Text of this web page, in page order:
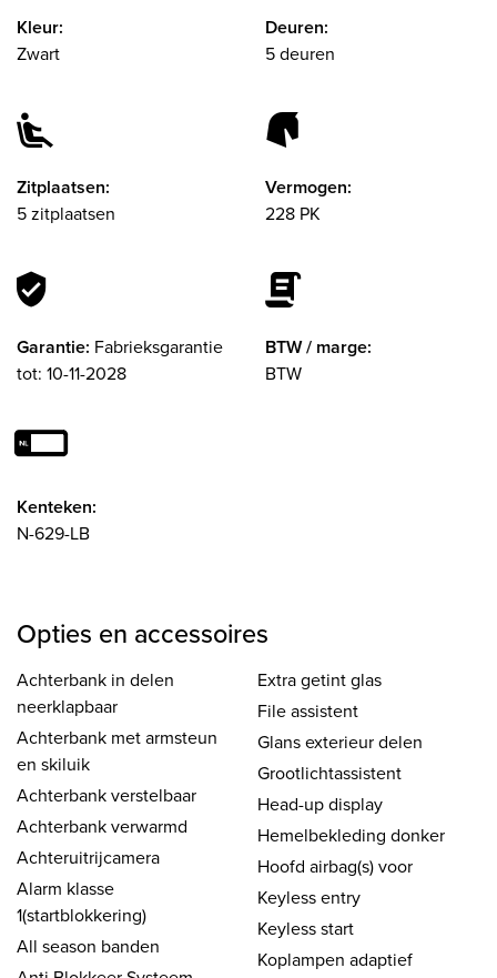
Kleur:
Zwart
Deuren:
5 deuren
Zitplaatsen:
5 zitplaatsen
Vermogen:
228 PK
Garantie: Fabrieksgarantie
tot: 10-11-2028
BTW / marge:
BTW
Kenteken:
N-629-LB
Opties en accessoires
Achterbank in delen
neerklapbaar
Achterbank met armsteun
en skiluik
Achterbank verstelbaar
Achterbank verwarmd
Achteruitrijcamera
Alarm klasse
1(startblokkering)
All season banden
Extra getint glas
File assistent
Glans exterieur delen
Grootlichtassistent
Head-up display
Hemelbekleding donker
Hoofd airbag(s) voor
Keyless entry
Keyless start
Koplampen adaptief